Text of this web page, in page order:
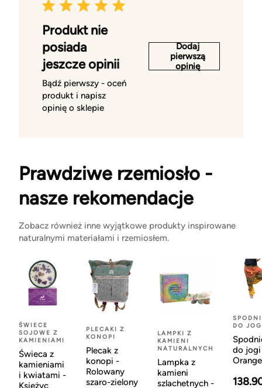
Produkt nie
posiada
jeszcze opinii
Bądź pierwszy - oceń
produkt i napisz
opinię o sklepie
Dodaj
pierwszą
opinię
Prawdziwe rzemiosło -
nasze rekomendacje
Zobacz również inne wyjątkowe produkty inspirowane
naturalnymi materiałami i rzemiosłem.
ŚWIECE
SOJOWE Z
KAMIENIAMI
Świeca z
kamieniami
i kwiatami -
Księżyc
PLECAKI Z
KONOPI
Plecak z
konopi -
Rolowany
szaro-zielony
LAMPKI Z
KAMIENI
NATURALNYCH
Lampka z
kamieni
szlachetnych -
DO
do
Orange